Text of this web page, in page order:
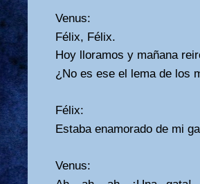
Venus:
Félix, Félix.
Hoy lloramos y mañana
¿No es ese el lema de los
Félix:
Estaba enamorado de mi
Venus: